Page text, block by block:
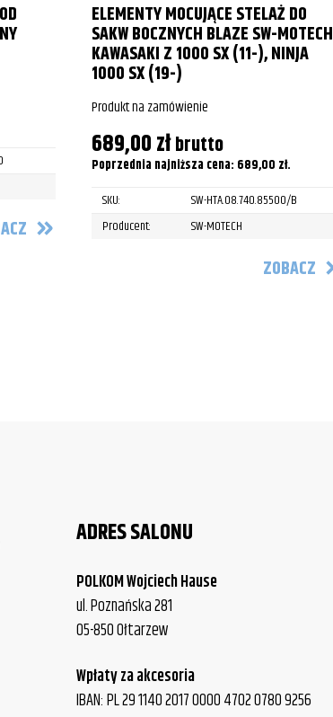
ELEMENTY MOCUJĄCE STELAŻ DO
SAKW BOCZNYCH BLAZE SW-MOTECH
KAWASAKI Z 1000 SX (11-), NINJA
1000 SX (19-)
Produkt na zamówienie
689,00złbrutto
Poprzednia najniższa cena: 689,00 zł.
SKU:
SW-HTA.08.740.85500/B
Producent:
SW-MOTECH
ZOBACZ
ADRES SALONU
POLKOM Wojciech Hause
ul. Poznańska 281
05-850 Ołtarzew
Wpłaty za akcesoria
IBAN: PL 29 1140 2017 0000 4702 0780 9256